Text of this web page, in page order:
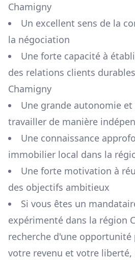
Chamigny
Un excellent sens de la
la négociation
Une forte capacité à
des relations clients
Chamigny
Une grande autonomie et
travailler de manière
Une connaissance
immobilier local dans la
Une forte motivation à
des objectifs ambitieux
Si vous êtes un
expérimenté dans la région
recherche d'une
votre revenu et votre